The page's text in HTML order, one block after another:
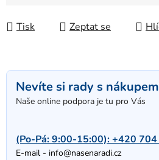
Tisk Zeptat se
Nevíte si rady s
Naše online podpora je tu pro Vás
(Po-Pá: 9:00-15:00):+420
E-mail - info@nasenaradi.cz